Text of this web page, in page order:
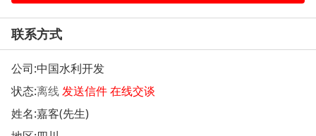
联系方式
公司:中国水利开发
状态:离线发送信件在线交谈
姓名:嘉客(先生)